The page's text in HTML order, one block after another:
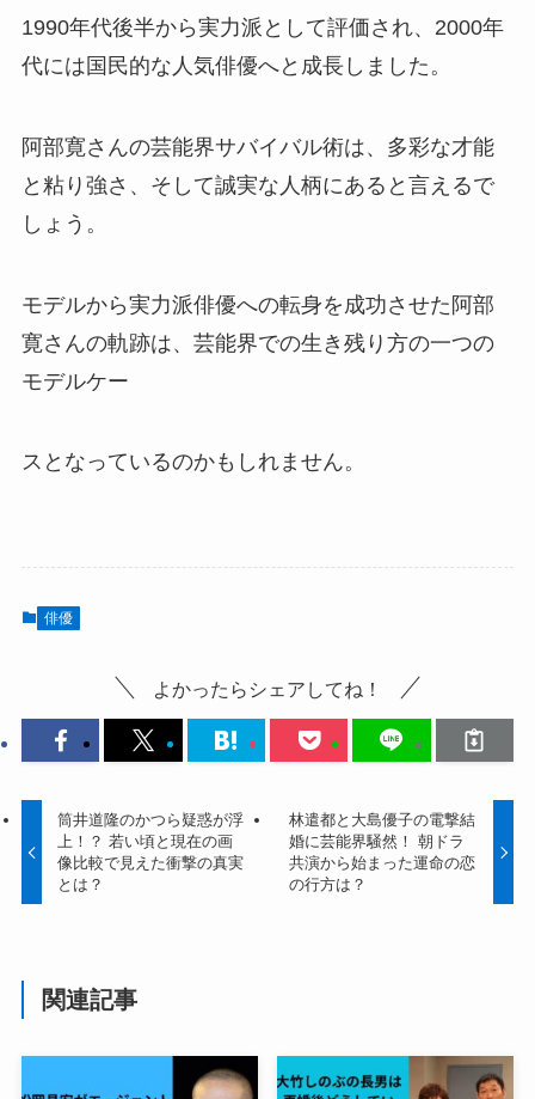
1990年代後半から実力派として評価され、2000年
代には国民的な人気俳優へと成長しました。
阿部寛さんの芸能界サバイバル術は、多彩な才能
と粘り強さ、そして誠実な人柄にあると言えるで
しょう。
モデルから実力派俳優への転身を成功させた阿部
寛さんの軌跡は、芸能界での生き残り方の一つの
モデルケー
スとなっているのかもしれません。
俳優
よかったらシェアしてね！
筒井道隆のかつら疑惑が浮
上！？ 若い頃と現在の画
像比較で見えた衝撃の真実
とは？
林遣都と大島優子の電撃結
婚に芸能界騒然！ 朝ドラ
共演から始まった運命の恋
の行方は？
関連記事